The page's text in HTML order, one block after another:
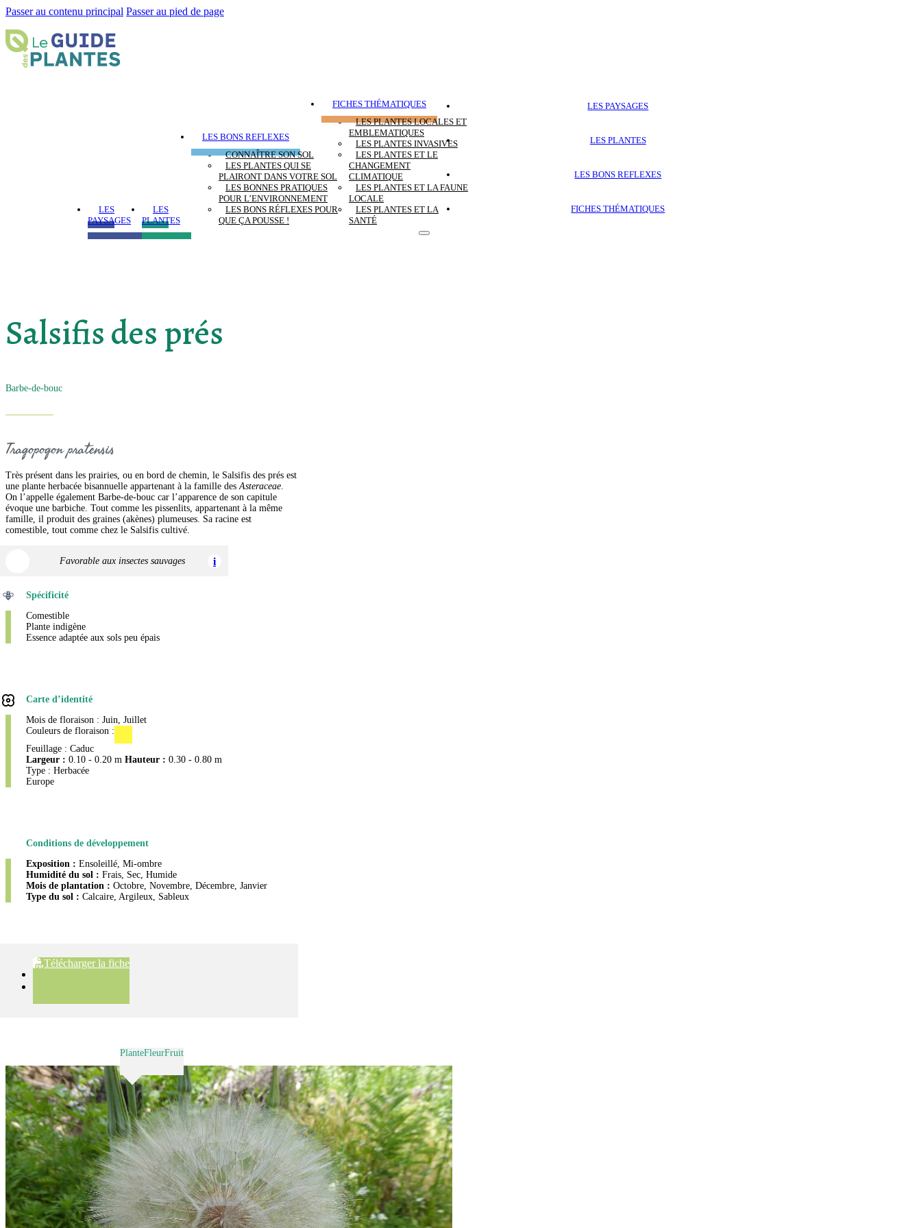
Passer au contenu principal Passer au pied de page
LES
PAYSAGES
LES
PLANTES
LES BONS REFLEXES
CONNAÎTRE SON SOL
LES PLANTES QUI SE
PLAIRONT DANS VOTRE SOL
LES BONNES PRATIQUES
POUR L’ENVIRONNEMENT
LES BONS RÉFLEXES POUR
QUE ÇA POUSSE !
FICHES THÉMATIQUES
LES PLANTES LOCALES ET
EMBLEMATIQUES
LES PLANTES INVASIVES
LES PLANTES ET LE
CHANGEMENT
CLIMATIQUE
LES PLANTES ET LA FAUNE
LOCALE
LES PLANTES ET LA
SANTÉ
LES PAYSAGES
LES PLANTES
LES BONS REFLEXES
FICHES THÉMATIQUES
Salsifis des prés
Barbe-de-bouc
Tragopogon pratensis
Très présent dans les prairies, ou en bord de chemin, le Salsifis des prés est
une plante herbacée bisannuelle appartenant à la famille desAsteraceae.
On l’appelle également Barbe-de-bouc car l’apparence de son capitule
évoque une barbiche. Tout comme les pissenlits, appartenant à la même
famille, il produit des graines (akènes) plumeuses. Sa racine est
comestible, tout comme chez le Salsifis cultivé.
Favorable aux insectes sauvages i
Spécificité
Comestible
Plante indigène
Essence adaptée aux sols peu épais
Carte d’identité
Mois de floraison : Juin, Juillet
Couleurs de floraison :
Feuillage : Caduc
Largeur : 0.10 - 0.20 m Hauteur : 0.30 - 0.80 m
Type : Herbacée
Europe
Conditions de développement
Exposition : Ensoleillé, Mi-ombre
Humidité du sol : Frais, Sec, Humide
Mois de plantation : Octobre, Novembre, Décembre, Janvier
Type du sol : Calcaire, Argileux, Sableux
Télécharger la fiche
PlanteFleurFruit